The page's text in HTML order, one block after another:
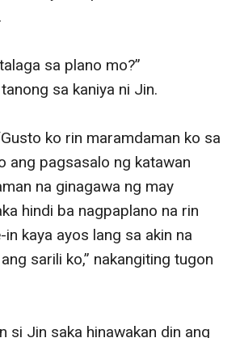
sa plano mo?”
sa kaniya ni Jin.
ko rin maramdaman ko sa
ang pagsasalo ng katawan
na ginagawa ng may
hindi ba nagpaplano na rin
kaya ayos lang sa akin na
sarili ko,” nakangiting tugon
si Jin saka hinawakan din ang